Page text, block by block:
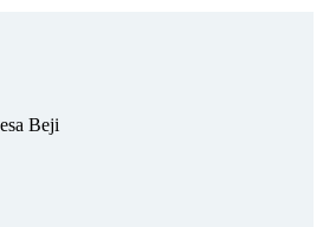
Beji